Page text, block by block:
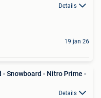
Details
19 jan 26
- Snowboard - Nitro Prime -
Details